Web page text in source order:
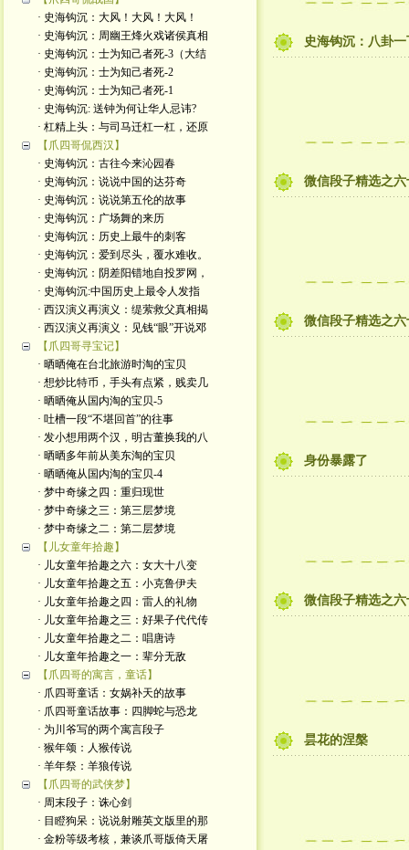
· 史海钩沉：大风！大风！大风！
· 史海钩沉：周幽王烽火戏诸侯真相
· 史海钩沉：士为知己者死-3（大结
· 史海钩沉：士为知己者死-2
· 史海钩沉：士为知己者死-1
· 史海钩沉: 送钟为何让华人忌讳?
· 杠精上头：与司马迁杠一杠，还原
【爪四哥侃西汉】
· 史海钩沉：古往今来沁园春
· 史海钩沉：说说中国的达芬奇
· 史海钩沉：说说第五伦的故事
· 史海钩沉：广场舞的来历
· 史海钩沉：历史上最牛的刺客
· 史海钩沉：爱到尽头，覆水难收。
· 史海钩沉：阴差阳错地自投罗网，
· 史海钩沉:中国历史上最令人发指
· 西汉演义再演义：缇萦救父真相揭
· 西汉演义再演义：见钱“眼”开说邓
【爪四哥寻宝记】
· 晒晒俺在台北旅游时淘的宝贝
· 想炒比特币，手头有点紧，贱卖几
· 晒晒俺从国内淘的宝贝-5
· 吐槽一段“不堪回首”的往事
· 发小想用两个汉，明古董换我的八
· 晒晒多年前从美东淘的宝贝
· 晒晒俺从国内淘的宝贝-4
· 梦中奇缘之四：重归现世
· 梦中奇缘之三：第三层梦境
· 梦中奇缘之二：第二层梦境
【儿女童年拾趣】
· 儿女童年拾趣之六：女大十八变
· 儿女童年拾趣之五：小克鲁伊夫
· 儿女童年拾趣之四：雷人的礼物
· 儿女童年拾趣之三：好果子代代传
· 儿女童年拾趣之二：唱唐诗
· 儿女童年拾趣之一：辈分无敌
【爪四哥的寓言，童话】
· 爪四哥童话：女娲补天的故事
· 爪四哥童话故事：四脚蛇与恐龙
· 为川爷写的两个寓言段子
· 猴年颂：人猴传说
· 羊年祭：羊狼传说
【爪四哥的武侠梦】
· 周末段子：诛心剑
· 目瞪狗呆：说说射雕英文版里的那
· 金粉等级考核，兼谈爪哥版倚天屠
史海钩沉：八卦
微信段子精选之
微信段子精选之
身份暴露了
微信段子精选之
昙花的涅槃